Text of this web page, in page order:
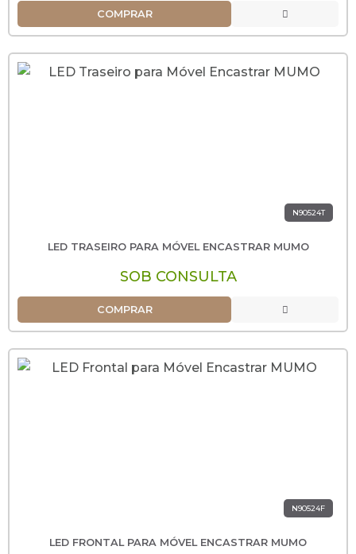
COMPRAR
N90524T
LED TRASEIRO PARA MÓVEL ENCASTRAR MUMO
SOB CONSULTA
COMPRAR
N90524F
LED FRONTAL PARA MÓVEL ENCASTRAR MUMO